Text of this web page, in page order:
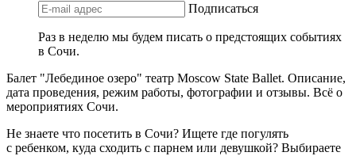
Подписаться
Раз в неделю мы будем писать о предстоящих событиях
в Сочи.
Балет "Лебединое озеро" театр Moscow State Ballet. Описание,
дата проведения, режим работы, фотографии и отзывы. Всё о
мероприятиях Сочи.
Не знаете что посетить в Сочи? Ищете где погулять
с ребенком, куда сходить с парнем или девушкой? Выбираете